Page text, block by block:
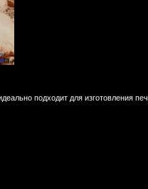
подходит для изготовления